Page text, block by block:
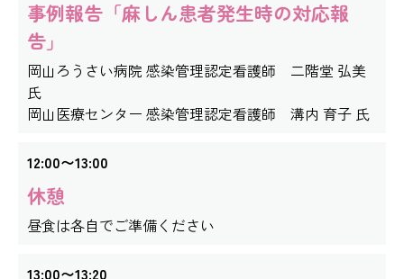
事例報告「麻しん患者発生時の対応報
告」
岡山ろうさい病院 感染管理認定看護師 二階堂 弘美
氏
岡山医療センター 感染管理認定看護師 溝内 育子 氏
12:00〜13:00
休憩
昼食は各自でご準備ください
13:00〜13:20